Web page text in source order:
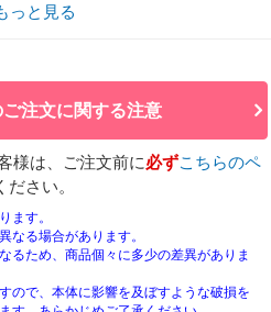
っと見る
注文に関する注意
様は、ご注文前に必ずこちらのペ
さい。
ます。
なる場合があります。
るため、商品個々に多少の差異がありま
ので、本体に影響を及ぼすような破損を